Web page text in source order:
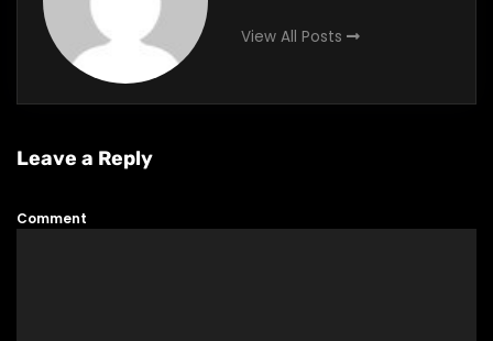
View All Posts
Leave a Reply
Comment